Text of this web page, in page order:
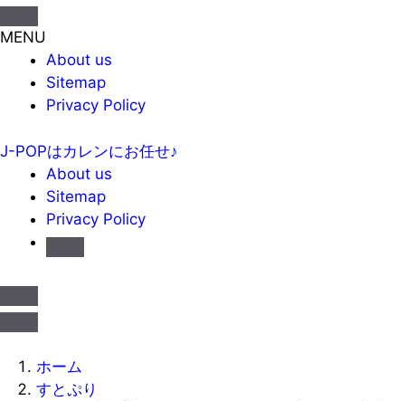
MENU
About us
Sitemap
Privacy Policy
J-POPはカレンにお任せ♪
About us
Sitemap
Privacy Policy
ホーム
すとぷり